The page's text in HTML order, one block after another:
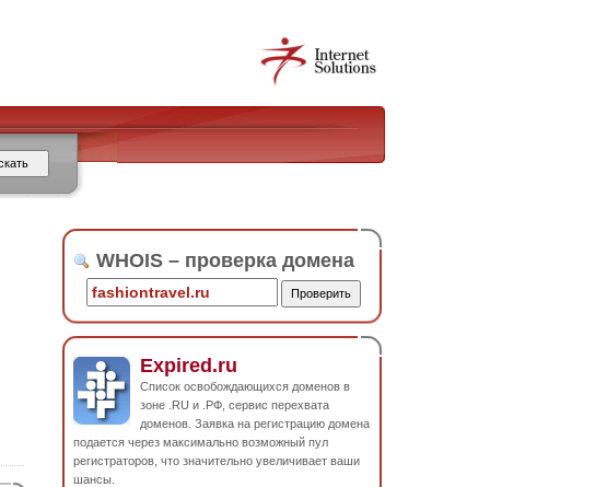
WHOIS – проверка домена
Expired.ru
Список освобождающихся доменов в
зоне .RU и .РФ, сервис перехвата
доменов. Заявка на регистрацию домена
подается через максимально возможный пул
регистраторов, что значительно увеличивает ваши
шансы.